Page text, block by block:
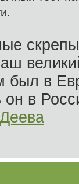
был в
он в